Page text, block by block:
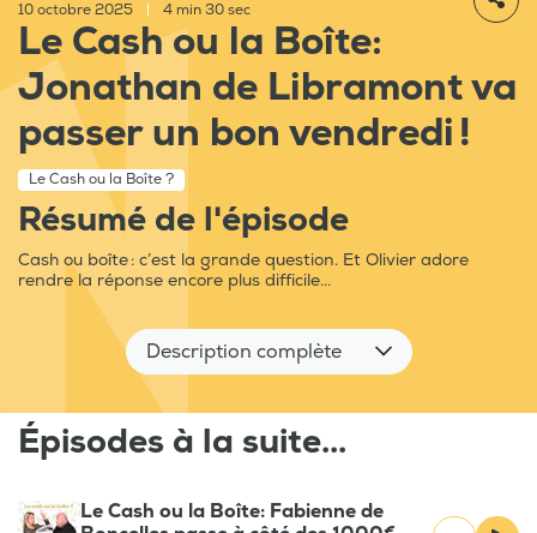
10 octobre 2025 4 min 30 sec
Le Cash ou la Boîte:
Jonathan de Libramont va
passer un bon vendredi !
Le Cash ou la Boîte ?
Résumé de l'épisode
Cash ou boîte : c’est la grande question. Et Olivier adore
rendre la réponse encore plus difficile...
Description complète
Épisodes à la suite...
Le Cash ou la Boîte: Fabienne de